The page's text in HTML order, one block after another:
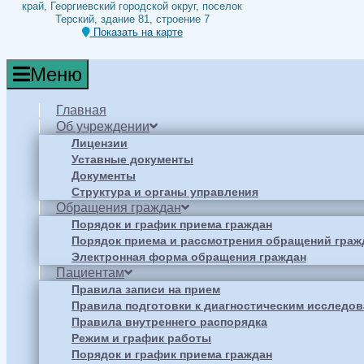
край, Георгиевский городской округ, поселок
Терский, здание 81, строение 7
Показать на карте
Меню
Главная
Об учреждении
Лицензии
Уставные документы
Документы
Структура и органы управления
Обращения граждан
Порядок и график приема граждан
Порядок приема и рассмотрения обращений
Электронная форма обращения граждан
Пациентам
Правила записи на прием
Правила подготовки к диагностическим
Правила внутреннего распорядка
Режим и график работы
Порядок и график приема граждан